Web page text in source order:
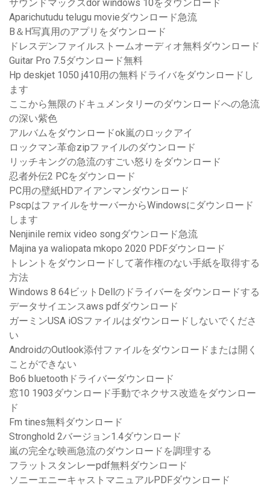
サウンドマックスdor windows 10をダウンロード
Aparichutudu telugu movieダウンロード急流
B＆H写真用のアプリをダウンロード
ドレスデンファイルストームオーディオ無料ダウンロード
Guitar Pro 7.5ダウンロード無料
Hp deskjet 1050 j410用の無料ドライバをダウンロードし
ます
ここから無限のドキュメンタリーのダウンロードへの急流
の深い紫色
アルバムをダウンロードok嵐のロックアイ
ロックマン革命zipファイルのダウンロード
リッチキングの急流のすごい怒りをダウンロード
忍者外伝2 PCをダウンロード
PC用の壁紙HDアイアンマンダウンロード
PscpはファイルをサーバーからWindowsにダウンロード
します
Nenjinile remix video songダウンロード急流
Majina ya waliopata mkopo 2020 PDFダウンロード
トレントをダウンロードして著作権のない手紙を取得する
方法
Windows 8 64ビットDellのドライバーをダウンロードする
データサイエンスaws pdfダウンロード
ガーミンUSA iOSファイルはダウンロードしないでくださ
い
AndroidのOutlook添付ファイルをダウンロードまたは開く
ことができない
Bo6 bluetoothドライバーダウンロード
窓10 1903ダウンロード手動でネクサス改造をダウンロー
ド
Fm tines無料ダウンロード
Stronghold 2バージョン1.4ダウンロード
嵐の完全な映画急流のダウンロードを調理する
フラットスタンレーpdf無料ダウンロード
ソニーエニーキャストマニュアルPDFダウンロード